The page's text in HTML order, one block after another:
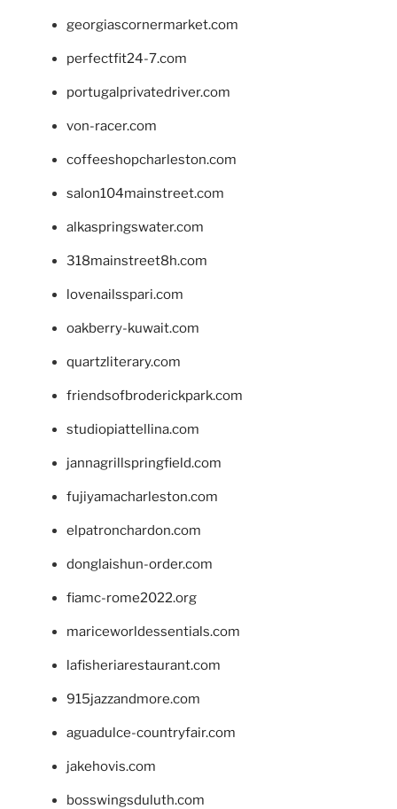
georgiascornermarket.com
perfectfit24-7.com
portugalprivatedriver.com
von-racer.com
coffeeshopcharleston.com
salon104mainstreet.com
alkaspringswater.com
318mainstreet8h.com
lovenailsspari.com
oakberry-kuwait.com
quartzliterary.com
friendsofbroderickpark.com
studiopiattellina.com
jannagrillspringfield.com
fujiyamacharleston.com
elpatronchardon.com
donglaishun-order.com
fiamc-rome2022.org
mariceworldessentials.com
lafisheriarestaurant.com
915jazzandmore.com
aguadulce-countryfair.com
jakehovis.com
bosswingsduluth.com